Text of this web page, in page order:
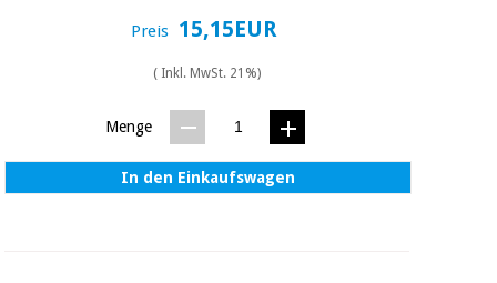
Sanitärkleiderschränke
Veterinärmedizin
Chirurgische
spiele
Preis 15,15EUR
( Inkl. MwSt. 21%)
Menge
In den Einkaufswagen